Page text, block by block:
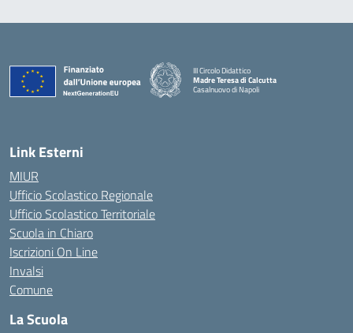
III Circolo Didattico
Madre Teresa di Calcutta
Casalnuovo di Napoli
— Visita la pagina iniziale della scuola
Link Esterni
MIUR
Ufficio Scolastico Regionale
Ufficio Scolastico Territoriale
Scuola in Chiaro
Iscrizioni On Line
Invalsi
Comune
La Scuola